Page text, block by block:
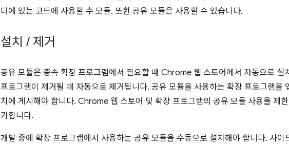
더에 있는 코드에 사용할 수 모듈. 또한 공유 모듈은 사용할 수 있습니다.
설치 / 제거
공유 모듈은 종속 확장 프로그램에서 필요할 때 Chrome 웹 스토어에서 자동으로 설
프로그램이 제거될 때 자동으로 제거됩니다. 공유 모듈을 사용하는 확장 프로그램을
치에 게시해야 합니다. Chrome 웹 스토어 및 확장 프로그램의 공유 모듈 사용을 제
가합니다.
개발 중에 확장 프로그램에서 사용하는 공유 모듈을 수동으로 설치해야 합니다. 사